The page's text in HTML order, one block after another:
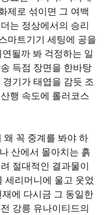
제로 섞이면 그 여백
는 정상에서의 승리
마트기기 세팅에 공을
될까 봐 걱정하는 일
득점 장면을 한바탕
기가 태엽을 감듯 조
행 속도에 롤러코스
왜 꼭 중계를 봐야 하
산에서 몰아치는 흙
절대적인 결과물이
세리머니에 울고 웃었
에 다시금 그 동일한
강릉 유나이티드의